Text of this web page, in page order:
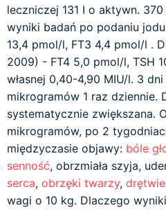
leczniczej 131 I o aktywn.
wyniki badań po podaniu
13,4 pmol/l, FT3 4,4 pmol/l .
2009) - FT4 5,0 pmol/l, TSH
własnej 0,40-4,90 MIU/l. 3
mikrogramów 1 raz dziennie.
systematycznie zwiększana.
mikrogramów, po 2
międzyczasie objawy: bóle
senność, obrzmiała szyja,
serca, obrzęki twarzy,
wagi o 10 kg. Dlaczego